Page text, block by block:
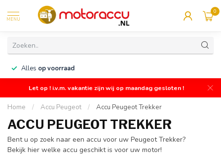
MENU
0
Alles op voorraad
Let op ! i.v.m. vakantie zijn wij op maandag gesloten !
Home / Accu Peugeot / Accu Peugeot Trekker
ACCU PEUGEOT TREKKER
Bent u op zoek naar een accu voor uw Peugeot Trekker?
Bekijk hier welke accu geschikt is voor uw motor!